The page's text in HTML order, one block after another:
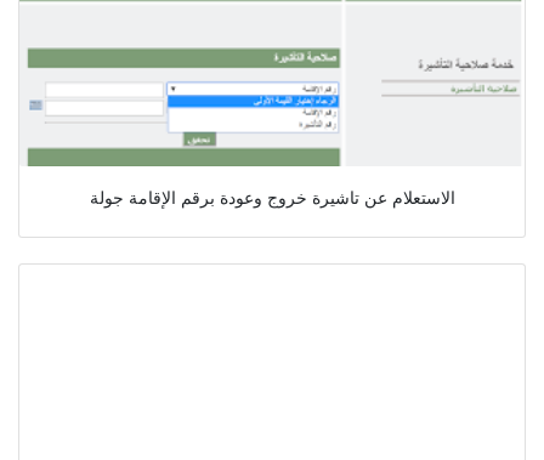
الاستعلام عن تاشيرة خروج وعودة برقم الإقامة جولة